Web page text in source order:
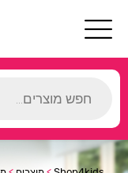
search